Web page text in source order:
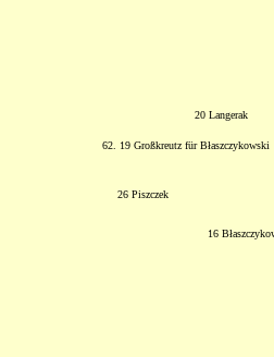
20 Langerak
62. 19 Großkreutz für Błaszczykowski
26 Piszczek
16